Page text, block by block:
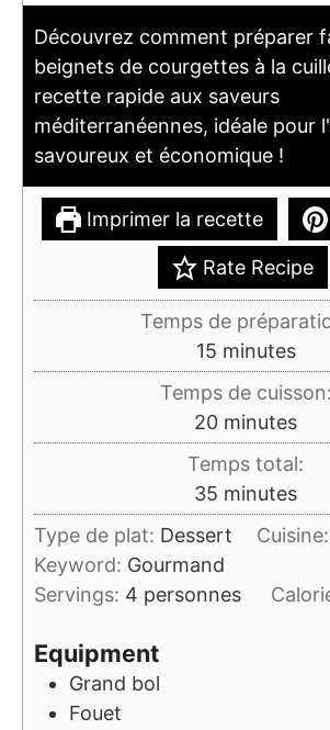
Découvrez comment préparer
beignets de courgettes à la
recette rapide aux saveurs
méditerranéennes, idéale pour
savoureux et économique !
Imprimer la recette
Rate Recipe
Temps de
15minutes
minutes
Temps de cuisson:
20minutes
minutes
Temps total:
35 minutes
minutes
Type de plat: Dessert Cuisine:
Keyword: Gourmand
Servings: 4 personnes
Equipment
Grand bol
Fouet